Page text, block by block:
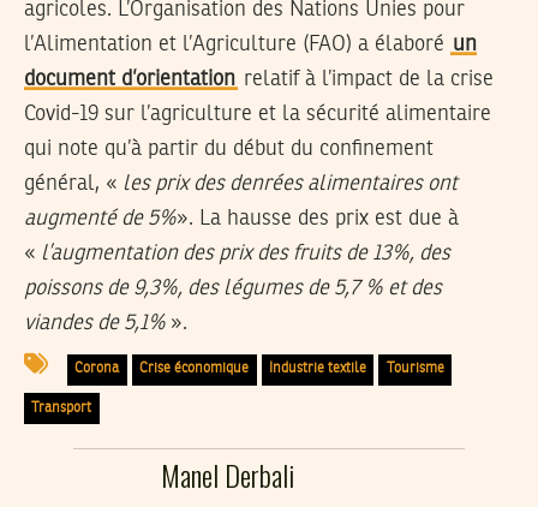
agricoles. L’Organisation des Nations Unies pour
l’Alimentation et l’Agriculture (FAO) a élaboré un
document d’orientation relatif à l’impact de la crise
Covid-19 sur l’agriculture et la sécurité alimentaire
qui note qu’à partir du début du confinement
général, « les prix des denrées alimentaires ont
augmenté de 5%». La hausse des prix est due à
« l’augmentation des prix des fruits de 13%, des
poissons de 9,3%, des légumes de 5,7 % et des
viandes de 5,1% ».
Corona Crise économique Industrie textile Tourisme
Transport
Manel Derbali